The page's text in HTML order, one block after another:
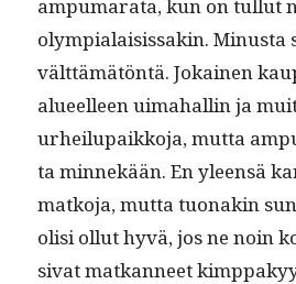
ampumara­ta, kun on tul­lut
olympialai­sis­sakin. Minus­ta
vält­tämätön­tä. Jokainen
alueelleen uima­hallin ja
urheilu­paikko­ja, mut­ta
ta min­nekään. En yleen­sä
matko­ja, mut­ta tuon­akin
olisi ollut hyvä, jos ne noin
si­vat matkan­neet